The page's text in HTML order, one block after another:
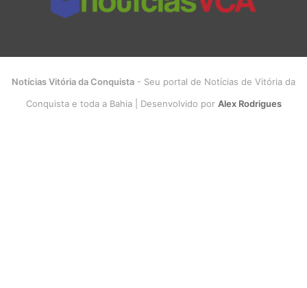
Notícias Vitória da Conquista - Seu portal de Notícias de Vitória da
Conquista e toda a Bahia | Desenvolvido por Alex Rodrigues